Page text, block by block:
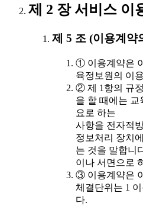
제 2 장 서비스 이
제 5 조 (이용계약
① 이용계약은
육정보원의 이
② 제 1항의 규
을 할 때에는 교
요로 하는
사항을 전자적
정보처리 장치
는 것을 말합니
이나 서면으로
③ 이용계약은
체결단위는 1
다.